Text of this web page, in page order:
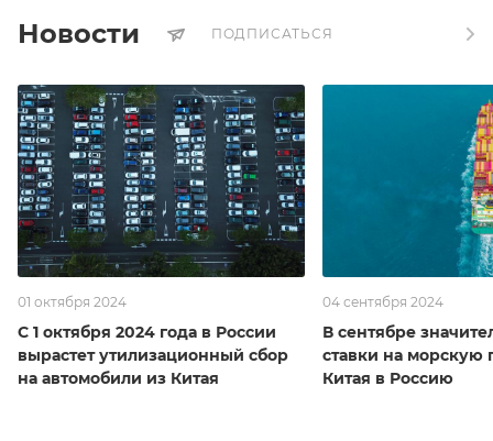
Новости ПОДПИСАТЬСЯ
01 октября 2024
С 1 октября 2024 года в России
вырастет утилизационный сбор
на автомобили из Китая
04 сентября 2024
В сентябре
ставки на морскую
Китая в Россию